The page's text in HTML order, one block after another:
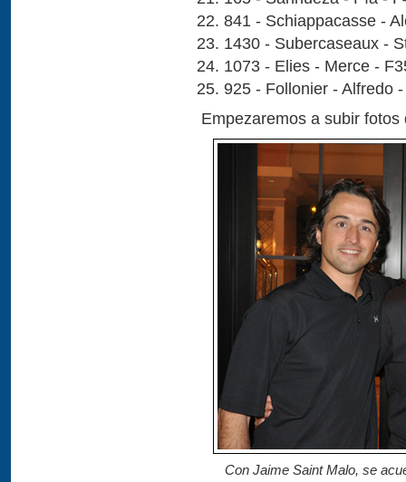
841 - Schiappacasse -
1430 - Subercaseaux -
1073 - Elies - Merce -
925 - Follonier - Alfredo
Empezaremos a subir
Con Jaime Saint Malo, se